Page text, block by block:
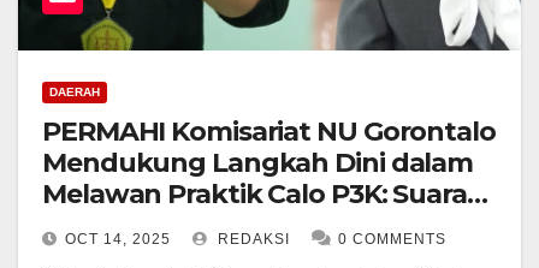
DAERAH
PERMAHI Komisariat NU Gorontalo
Mendukung Langkah Dini dalam
Melawan Praktik Calo P3K: Suara
Keberanian Harus Dilindungi
OCT 14, 2025 REDAKSI 0 COMMENTS